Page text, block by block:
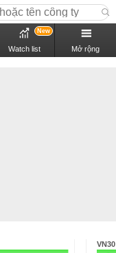
Watch list
New
Mở rộng
VN30